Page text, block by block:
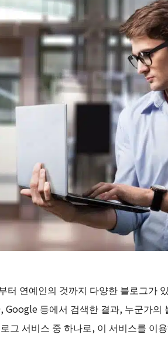
터 연예인의 것까지 다양한 블로그가
Google 등에서 검색한 결과, 누군가의
그 서비스 중 하나로, 이 서비스를 이